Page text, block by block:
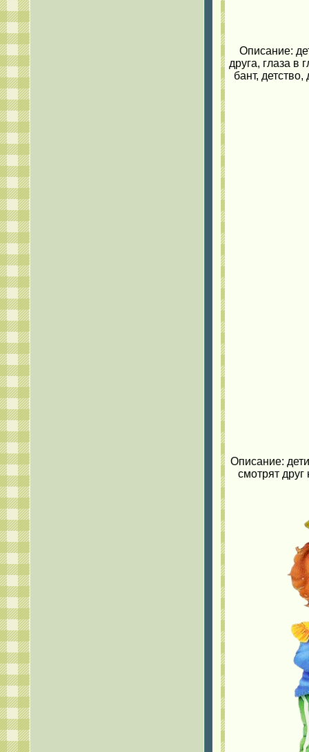
Описание:
друга, глаза в
бант,
Описание:
смотрят друг